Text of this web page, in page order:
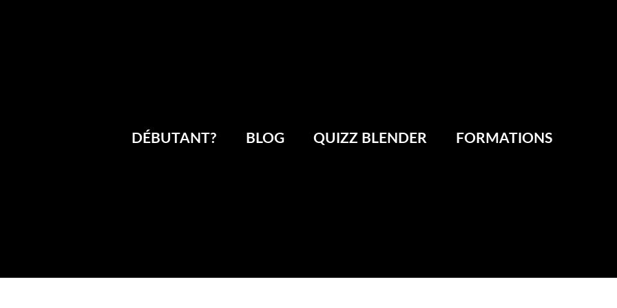
DÉBUTANT? BLOG QUIZZ BLENDER FORMATIONS